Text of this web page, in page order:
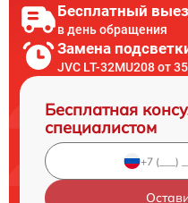
Бесплатный
в день обращения
Замена
JVC LT-32MU208 от
Бесплатная
специалистом